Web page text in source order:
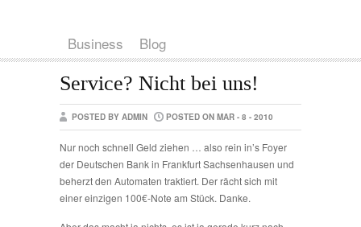
Business Blog
Service? Nicht bei uns!
POSTED BY ADMIN POSTED ON MAR - 8 - 2010
Nur noch schnell Geld ziehen … also rein in’s Foyer
der Deutschen Bank in Frankfurt Sachsenhausen und
beherzt den Automaten traktiert. Der rächt sich mit
einer einzigen 100€-Note am Stück. Danke.